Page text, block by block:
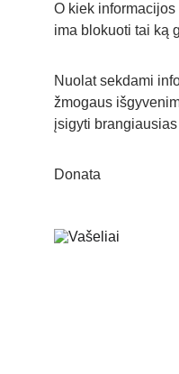
O kiek
ima blokuoti tai ką
Nuolat sekdami
žmogaus
įsigyti
Donata